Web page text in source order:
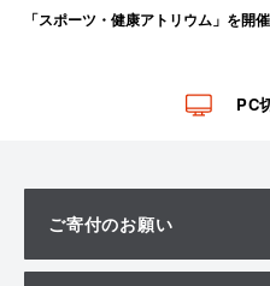
「スポーツ・健康アトリウム」を開
PC
ご寄付のお願い